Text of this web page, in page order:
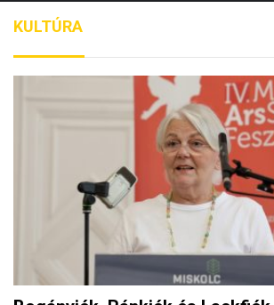
4
választások, és mit
Magyarország soros
17:522024.06.08.
Megdöbbentő videó
Péter a volt
kötelet rakott volna
00:192024.06.04.
Világvége helyett
Békemenet résztvevői
2024.06.03.
KULTÚRA